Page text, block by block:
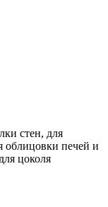
стен, для
облицовки печей и
цоколя